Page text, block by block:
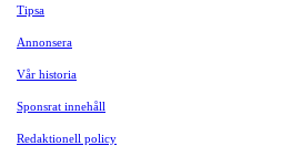
Tipsa
Annonsera
Vår historia
Sponsrat innehåll
Redaktionell policy